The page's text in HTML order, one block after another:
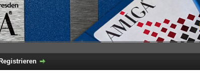
Registrieren